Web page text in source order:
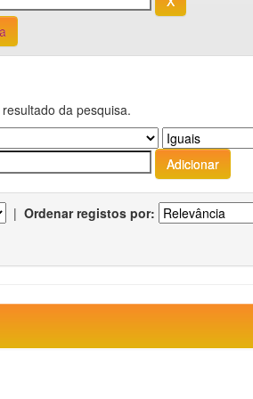
da pesquisa.
| Ordenar registos por: